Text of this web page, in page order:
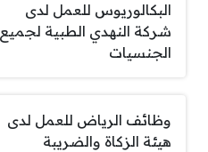
البكالوريوس للعمل لدى
شركة النهدي الطبية لجميع
الجنسيات
وظائف الرياض للعمل لدى
هيئة الزكاة والضريبة